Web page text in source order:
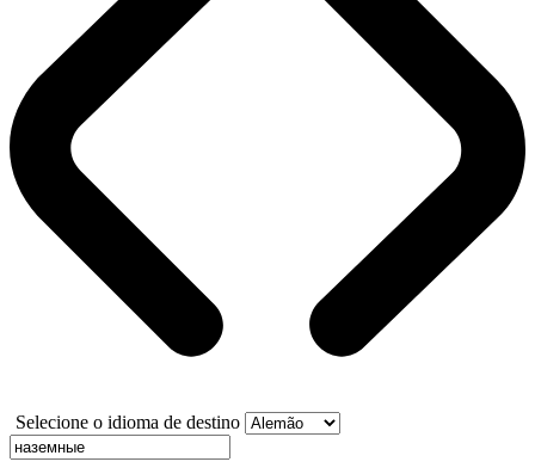
Selecione o idioma de destino